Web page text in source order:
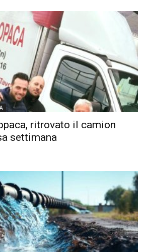
ritrovato il camion
settimana